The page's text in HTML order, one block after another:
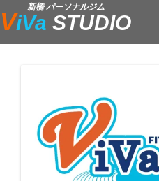
新橋 パーソナルジム
ViVa STUDIO